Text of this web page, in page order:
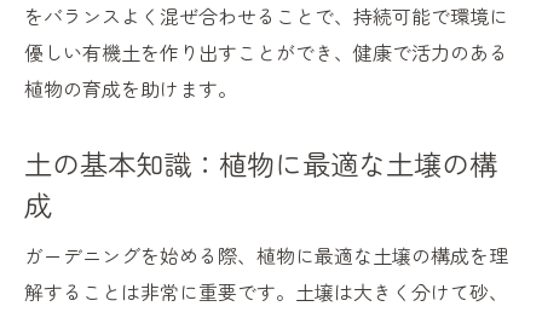
地域特有の気候に強い植物の選び方
効率的に植物を育てるための土壌管理法
富山県の気候を活かしたガーデニング成功
四季折々の魅力を楽しむ富山県の土で育てるガ
春に向けた土壌準備と植物選び
夏の高温に強い植物の管理方法
をバランスよく混ぜ合わせることで、持続可能で環境に
優しい有機土を作り出すことができ、健康で活力のある
植物の育成を助けます。
土の基本知識：植物に最適な土壌の構
成
ガーデニングを始める際、植物に最適な土壌の構成を理
解することは非常に重要です。土壌は大きく分けて砂、